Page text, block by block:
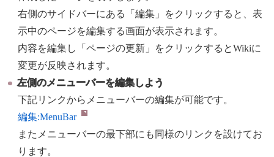
右側のサイドバーにある「編集」をクリックすると、表
示中のページを編集する画面が表示されます。
内容を編集し「ページの更新」をクリックするとWikiに
変更が反映されます。
左側のメニューバーを編集しよう
下記リンクからメニューバーの編集が可能です。
編集:MenuBar
またメニューバーの最下部にも同様のリンクを設けてお
ります。